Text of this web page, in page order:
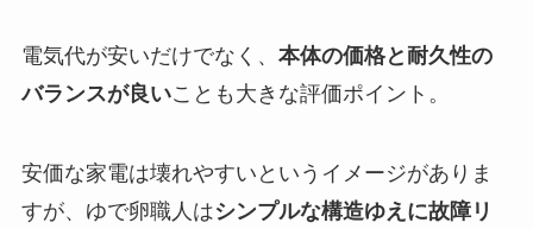
電気代が安いだけでなく、 本体の価格と耐久性の
バランスが良いことも大きな評価ポイント。
安価な家電は壊れやすいというイメージがありま
すが、ゆで卵職人はシンプルな構造ゆえに故障リ